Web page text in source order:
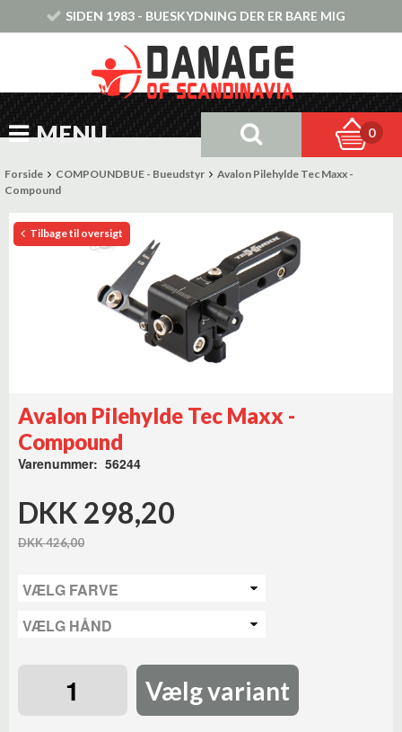
SIDEN 1983 - BUESKYDNING DER ER BARE MIG
MENU 0
Forside COMPOUNDBUE - Bueudstyr
Avalon Pilehylde Tec Maxx -
Compound
Tilbage til oversigt
Avalon Pilehylde Tec Maxx -
Compound
Varenummer: 56244
DKK 298,20
DKK 426,00
Vælg variant